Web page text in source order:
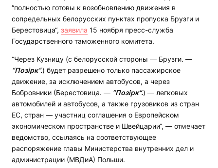
“полностью готовы к возобновлению движения в
сопредельных белорусских пунктах пропуска Брузги и
Берестовица“, заявила 15 ноября пресс-служба
Государственного таможенного комитета.
“Через Кузницу (с белорусской стороны — Брузги. —
“Позірк“.) будет разрешено только пассажирское
движение, за исключением автобусов, а через
Бобровники (Берестовица. — “Позірк“.) — легковых
автомобилей и автобусов, а также грузовиков из стран
ЕС, стран — участниц соглашения о Европейском
экономическом пространстве и Швейцарии“, — отмечает
ведомство, ссылаясь на соответствующее
распоряжение главы Министерства внутренних дел и
администрации (МВДиА) Польши.